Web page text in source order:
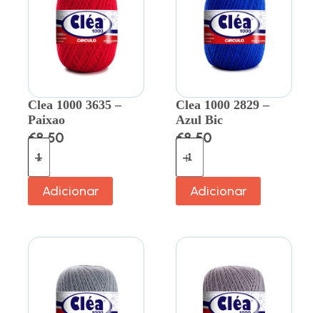
Clea 1000 3635 –
Paixao
€8.50
Adicionar
Clea 1000 2829 –
Azul Bic
€8.50
Adicionar